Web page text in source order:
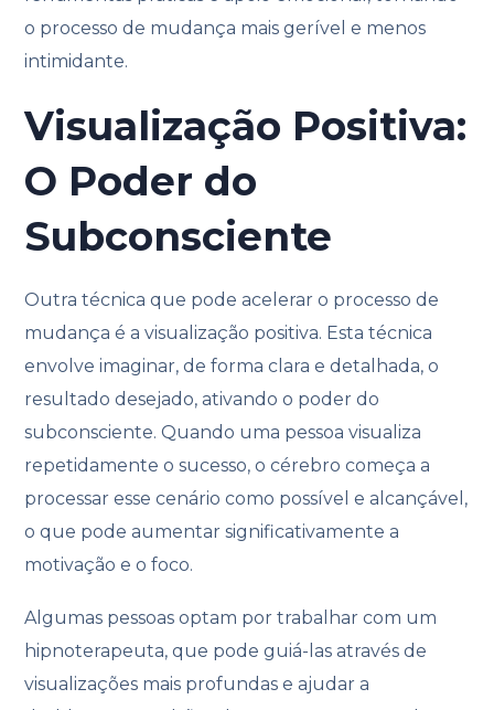
o processo de mudança mais gerível e menos
intimidante.
Visualização Positiva:
O Poder do
Subconsciente
Outra técnica que pode acelerar o processo de
mudança é a visualização positiva. Esta técnica
envolve imaginar, de forma clara e detalhada, o
resultado desejado, ativando o poder do
subconsciente. Quando uma pessoa visualiza
repetidamente o sucesso, o cérebro começa a
processar esse cenário como possível e alcançável,
o que pode aumentar significativamente a
motivação e o foco.
Algumas pessoas optam por trabalhar com um
hipnoterapeuta, que pode guiá-las através de
visualizações mais profundas e ajudar a